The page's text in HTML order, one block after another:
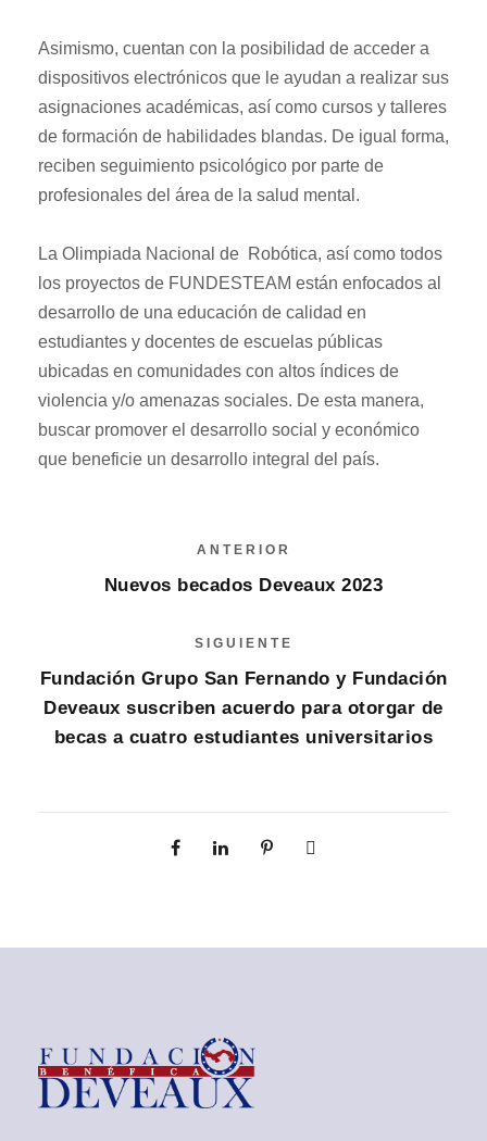
Asimismo, cuentan con la posibilidad de acceder a
dispositivos electrónicos que le ayudan a realizar sus
asignaciones académicas, así como cursos y talleres
de formación de habilidades blandas. De igual forma,
reciben seguimiento psicológico por parte de
profesionales del área de la salud mental.
La Olimpiada Nacional de Robótica, así como todos
los proyectos de FUNDESTEAM están enfocados al
desarrollo de una educación de calidad en
estudiantes y docentes de escuelas públicas
ubicadas en comunidades con altos índices de
violencia y/o amenazas sociales. De esta manera,
buscar promover el desarrollo social y económico
que beneficie un desarrollo integral del país.
ANTERIOR
Nuevos becados Deveaux 2023
SIGUIENTE
Fundación Grupo San Fernando y Fundación
Deveaux suscriben acuerdo para otorgar de
becas a cuatro estudiantes universitarios